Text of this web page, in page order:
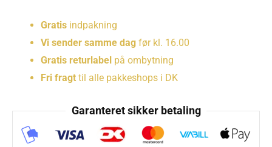
Gratis indpakning
Vi sender samme dag før kl. 16.00
Gratis returlabel på ombytning
Fri fragt til alle pakkeshops i DK
Garanteret sikker betaling